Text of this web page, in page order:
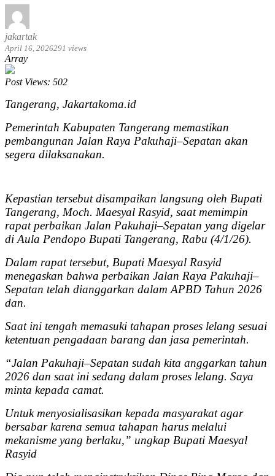
jakartak
April 16, 2026291 views
Array
Post Views: 502
Tangerang, Jakartakoma.id
Pemerintah Kabupaten Tangerang memastikan
pembangunan Jalan Raya Pakuhaji–Sepatan akan
segera dilaksanakan.
Kepastian tersebut disampaikan langsung oleh Bupati
Tangerang, Moch. Maesyal Rasyid, saat memimpin
rapat perbaikan Jalan Pakuhaji–Sepatan yang digelar
di Aula Pendopo Bupati Tangerang, Rabu (4/1/26).
Dalam rapat tersebut, Bupati Maesyal Rasyid
menegaskan bahwa perbaikan Jalan Raya Pakuhaji–
Sepatan telah dianggarkan dalam APBD Tahun 2026
dan.
Saat ini tengah memasuki tahapan proses lelang sesuai
ketentuan pengadaan barang dan jasa pemerintah.
“Jalan Pakuhaji–Sepatan sudah kita anggarkan tahun
2026 dan saat ini sedang dalam proses lelang. Saya
minta kepada camat.
Untuk menyosialisasikan kepada masyarakat agar
bersabar karena semua tahapan harus melalui
mekanisme yang berlaku,” ungkap Bupati Maesyal
Rasyid